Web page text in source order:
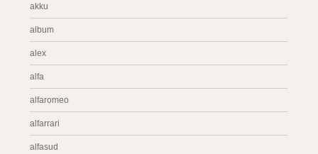
akku
album
alex
alfa
alfaromeo
alfarrari
alfasud